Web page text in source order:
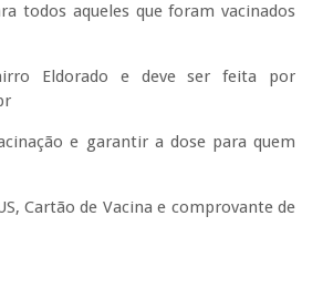
todos aqueles que foram vacinados
Eldorado e deve ser feita por
e garantir a dose para quem
Cartão de Vacina e comprovante de